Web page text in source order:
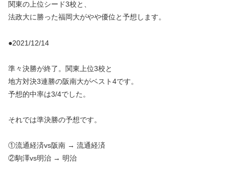
関東の上位シード3校と、
法政大に勝った福岡大がやや優位と予想します。
●2021/12/14
準々決勝が終了。関東上位3校と
地方対決3連勝の阪南大がベスト4です。
予想的中率は3/4でした。
それでは準決勝の予想です。
①流通経済vs阪南 → 流通経済
②駒澤vs明治 → 明治